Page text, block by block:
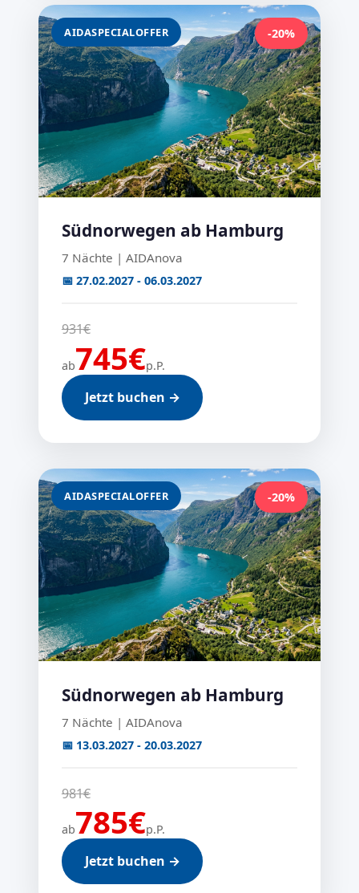
AIDASPECIALOFFER -20%
Südnorwegen ab Hamburg
7 Nächte | AIDAnova
📅 27.02.2027 - 06.03.2027
931€
ab745€p.P.
Jetzt buchen →
AIDASPECIALOFFER -20%
Südnorwegen ab Hamburg
7 Nächte | AIDAnova
📅 13.03.2027 - 20.03.2027
981€
ab785€p.P.
Jetzt buchen →